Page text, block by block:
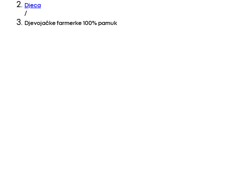
Djeca
/
Djevojačke farmerke 100% pamuk